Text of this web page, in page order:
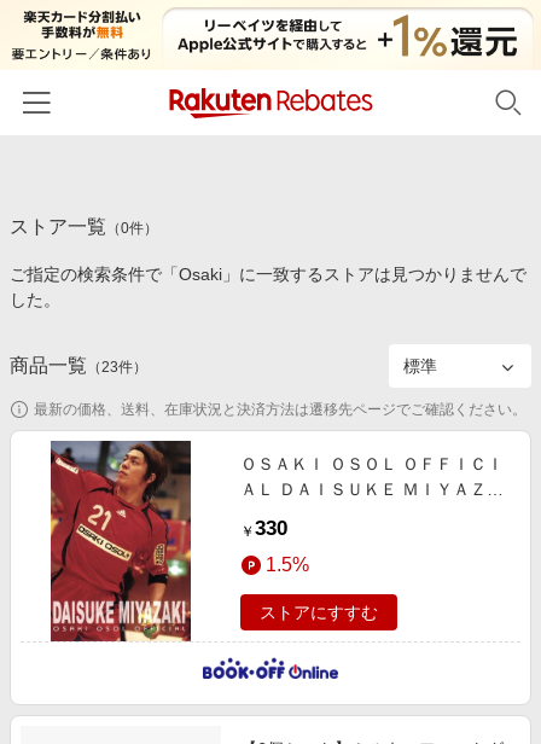
カテゴリー一覧
百貨店・総合ECモール
食品・スイーツ・お酒
コスメ・健康・医薬品
キッズ・ベビー用品
家電・PC・スマホ・カメラ
エンタメ
スポーツ・アウトドア・ゴルフ
インテリア・寝具
旅行・レジャー・ホテル予約
イベント一覧
初回購入者限定特典
対象ストア新規限定特典
新着ストアのご紹介
電子書籍特集
楽天ペイ導入ストア
楽天サービス特集
旅行特集
わくわく夏特集
楽天IDでログイン/会員登録
ストア一覧 （0件）
ご指定の検索条件で「Osaki」に一致するストアは見つかりませんで
した。
商品一覧 （23件）
最新の価格、送料、在庫状況と決済方法は遷移先ページでご確認ください。
ＯＳＡＫＩ ＯＳＯＬ ＯＦＦＩＣＩ
ＡＬ ＤＡＩＳＵＫＥ ＭＩＹＡＺＡ
￥ 330
1.5%
ストアにすすむ